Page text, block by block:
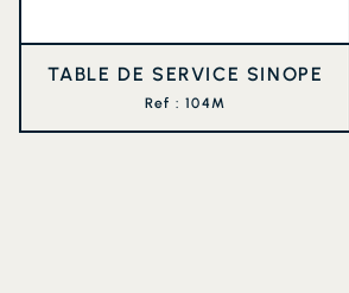
TABLE DE SERVICE SINOPE
Ref : 104M